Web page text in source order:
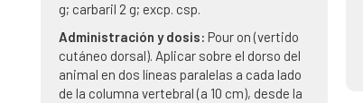
g; carbaril 2 g; excp. csp.
Administración y dosis:Pour on (vertido
cutáneo dorsal). Aplicar sobre el dorso del
animal en dos líneas paralelas a cada lado
de la columna vertebral (a 10 cm), desde la